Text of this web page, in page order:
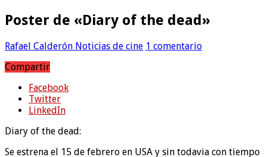
Poster de «Diary of the dead»
Rafael Calderón Noticias de cine 1 comentario
Compartir
Facebook
Twitter
LinkedIn
Diary of the dead:
Se estrena el 15 de febrero en USA y sin todavia con tiempo